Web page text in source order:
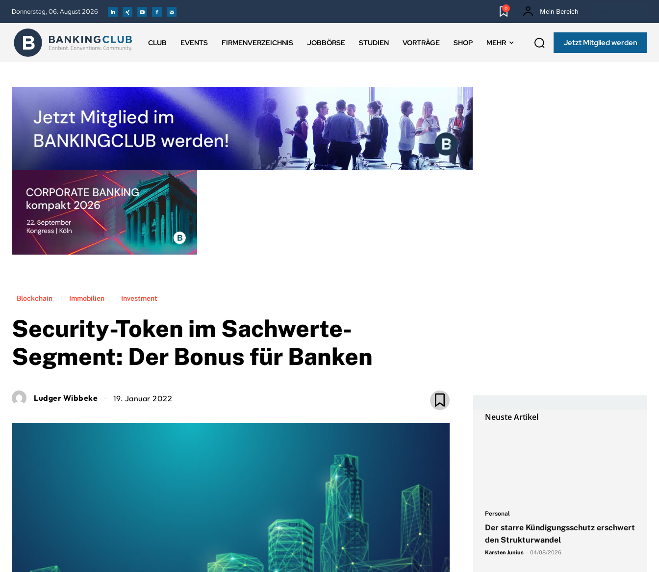
Donnerstag, 06. August 2026 0 Mein Bereich
CLUB EVENTS FIRMENVERZEICHNIS JOBBÖRSE STUDIEN VORTRÄGE SHOP MEHR Jetzt Mitglied werden
Blockchain Immobilien Investment
Security-Token im Sachwerte-
Segment: Der Bonus für Banken
Ludger Wibbeke 19. Januar 2022
Neuste Artikel
Personal
Der starre Kündigungsschutz erschwert
den Strukturwandel
Karsten Junius 04/08/2026